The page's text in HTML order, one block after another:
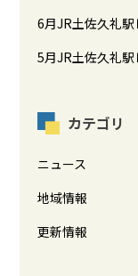
6月JR土佐久礼
5月JR土佐久礼
カテゴリ
ニュース
地域情報
更新情報